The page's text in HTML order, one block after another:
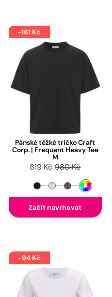
-161 Kč
Pánské těžké tričko Craft
Corp. | Frequent Heavy Tee
M
819 Kč 980 Kč
Začít navrhovat
-94 Kč